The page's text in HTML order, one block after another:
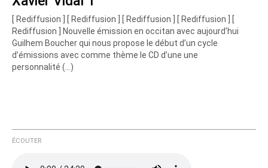
[ Rediffusion ] [ Rediffusion ] [ Rediffusion ] [ Rediffusion ] [
Rediffusion ] Nouvelle émission en occitan avec aujourd’hui
Guilhem Boucher qui nous propose le début d’un cycle
d’émissions avec comme thème le CD d’une une
personnalité (…)
ÉCOUTER